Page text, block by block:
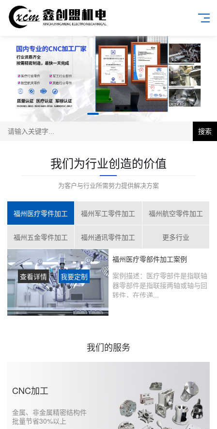
搜索
我们为行业创造的价值
为客户与行业所需努力提供解决方案
福州医疗零件加工 福州军工零件加工 福州航空零件加工
福州五金零件加工 福州通讯零件加工 更多行业
福州医疗零部件加工案例
案例描述： 医疗零部件是指联轴
器零部件是指联接两轴或轴与回
转件，在传递...
续合作……...
查看详情 我要定制
我们的服务
CNC加工
金属、非金属精密结构件
批量节省30%以上